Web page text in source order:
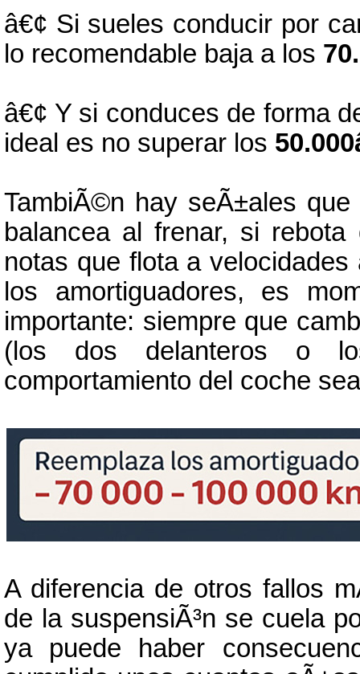
â€¢ Si sueles conducir por
lo recomendable baja a los
â€¢ Y si conduces de forma
ideal es no superar los
TambiÃ©n hay seÃ±ales
balancea al frenar, si
notas que flota a
los amortiguadores, es
importante: siempre que
(los dos delanteros o
comportamiento del coche
A diferencia de otros fallos
de la suspensiÃ³n se cuela
ya puede haber